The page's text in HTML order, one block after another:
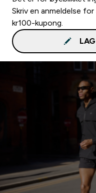
Skriv en anmeldelse
kr100-kupong.